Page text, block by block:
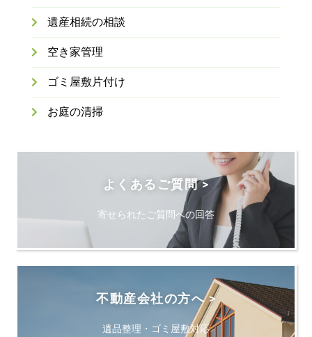
遺産相続の相談
空き家管理
ゴミ屋敷片付け
お庭の清掃
よくあるご質問 >
寄せられたご質問への回答
不動産会社の方へ >
遺品整理・ゴミ屋敷対応